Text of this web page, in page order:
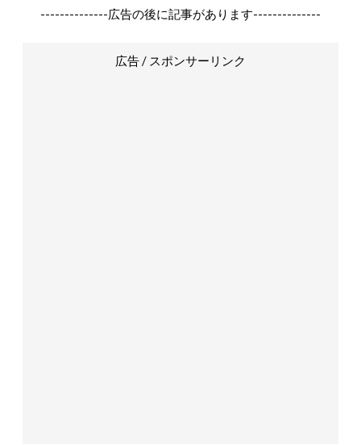
--------------広告の後に記事があります--------------
広告 / スポンサーリンク